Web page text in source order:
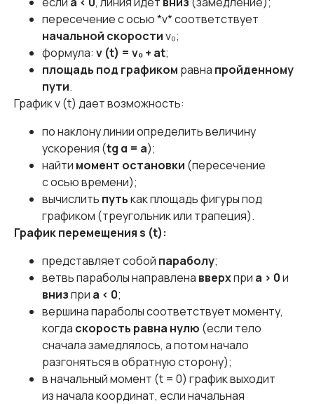
пересечение с осью *v* соответствует
начальной скоростиv₀;
формула: v (t) = v₀ + at;
площадь под графиком равна пройденному
пути.
График v (t) дает возможность:
по наклону линии определить величину
ускорения (tg α = a);
найти момент остановки (пересечение
с осью времени);
вычислить путькак площадь фигуры под
графиком (треугольник или трапеция).
График перемещения s (t):
представляет собой параболу;
ветвь параболы направлена вверхпри a > 0и
внизпри a < 0;
вершина параболы соответствует моменту,
когда скорость равна нулю (если тело
сначала замедлялось, а потом начало
разгоняться в обратную сторону);
в начальный момент (t = 0) график выходит
из начала координат, если начальная